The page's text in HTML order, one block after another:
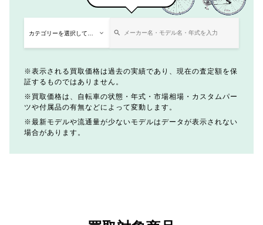
表示される買取価格は過去の実績であり、現在の査定額を保
証するものではありません。
買取価格は、自転車の状態・年式・市場相場・カスタムパー
ツや付属品の有無などによって変動します。
最新モデルや流通量が少ないモデルはデータが表示されない
場合があります。